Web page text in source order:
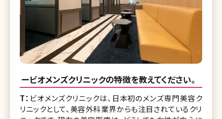
ービオメンズクリニックの特徴を教えてください。
T： ビオメンズクリニックは、日本初のメンズ専門美容ク
リニックとして、美容外科業界からも注目されているクリ